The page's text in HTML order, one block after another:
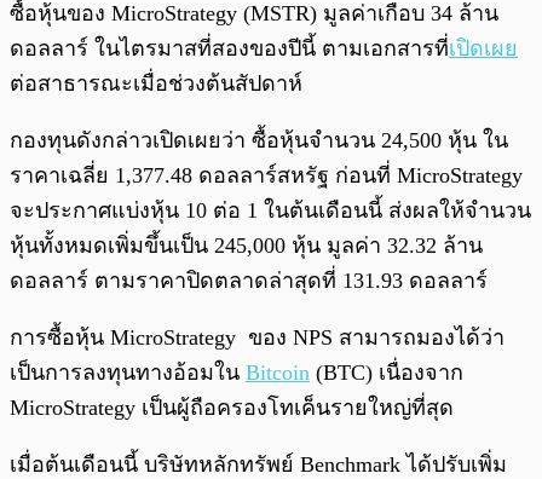
ซื้อหุ้นของ MicroStrategy (MSTR) มูลค่าเกือบ 34 ล้าน
ดอลลาร์ ในไตรมาสที่สองของปีนี้ ตามเอกสารที่เปิดเผย
ต่อสาธารณะเมื่อช่วงต้นสัปดาห์
กองทุนดังกล่าวเปิดเผยว่า ซื้อหุ้นจำนวน 24,500 หุ้น ใน
ราคาเฉลี่ย 1,377.48 ดอลลาร์สหรัฐ ก่อนที่ MicroStrategy
จะประกาศแบ่งหุ้น 10 ต่อ 1 ในต้นเดือนนี้ ส่งผลให้จำนวน
หุ้นทั้งหมดเพิ่มขึ้นเป็น 245,000 หุ้น มูลค่า 32.32 ล้าน
ดอลลาร์ ตามราคาปิดตลาดล่าสุดที่ 131.93 ดอลลาร์
การซื้อหุ้น MicroStrategy ของ NPS สามารถมองได้ว่า
เป็นการลงทุนทางอ้อมใน Bitcoin (BTC) เนื่องจาก
MicroStrategy เป็นผู้ถือครองโทเค็นรายใหญ่ที่สุด
เมื่อต้นเดือนนี้ บริษัทหลักทรัพย์ Benchmark ได้ปรับเพิ่ม